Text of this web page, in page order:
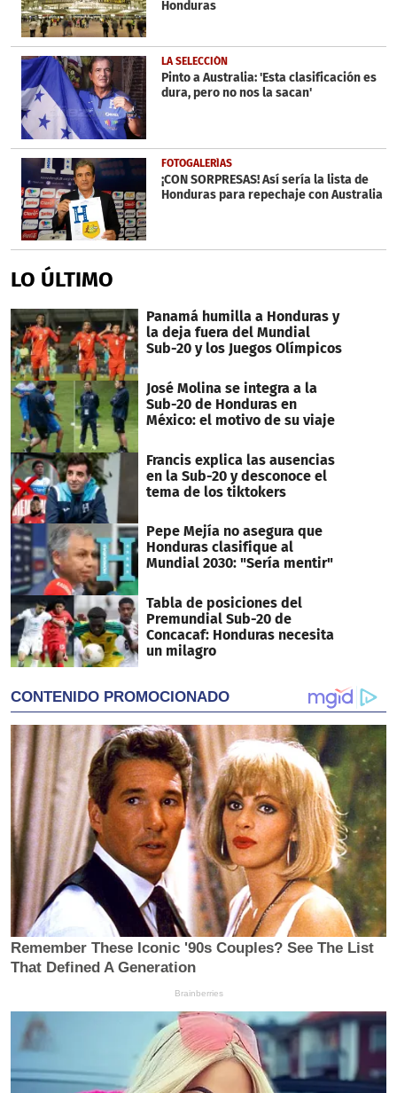
Honduras
LA SELECCIÓN
Pinto a Australia: 'Esta clasificación es
dura, pero no nos la sacan'
FOTOGALERÍAS
¡CON SORPRESAS! Así sería la lista de
Honduras para repechaje con Australia
LO ÚLTIMO
Panamá humilla a Honduras y
la deja fuera del Mundial
Sub-20 y los Juegos Olímpicos
José Molina se integra a la
Sub-20 de Honduras en
México: el motivo de su viaje
Francis explica las ausencias
en la Sub-20 y desconoce el
tema de los tiktokers
Pepe Mejía no asegura que
Honduras clasifique al
Mundial 2030: "Sería mentir"
Tabla de posiciones del
Premundial Sub-20 de
Concacaf: Honduras necesita
un milagro